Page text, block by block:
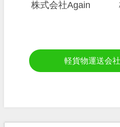
株式会社Again
軽貨物運送会